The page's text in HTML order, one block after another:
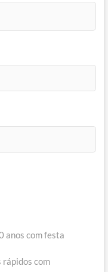
anos com festa
com